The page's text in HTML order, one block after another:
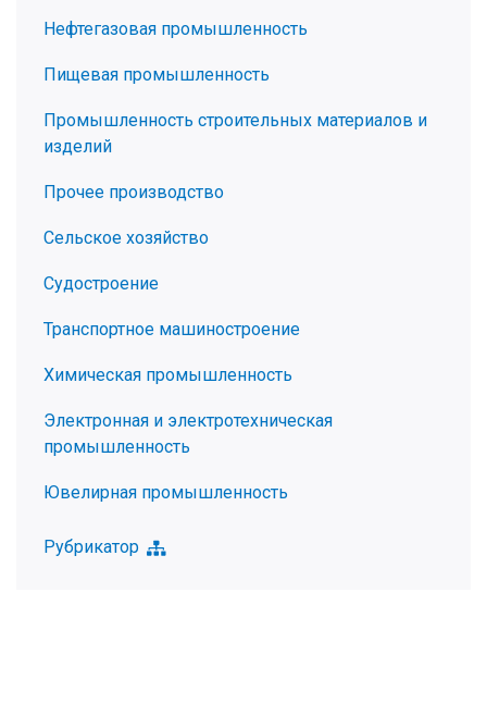
Нефтегазовая промышленность
Пищевая промышленность
Промышленность строительных материалов и
изделий
Прочее производство
Сельское хозяйство
Судостроение
Транспортное машиностроение
Химическая промышленность
Электронная и электротехническая
промышленность
Ювелирная промышленность
Рубрикатор